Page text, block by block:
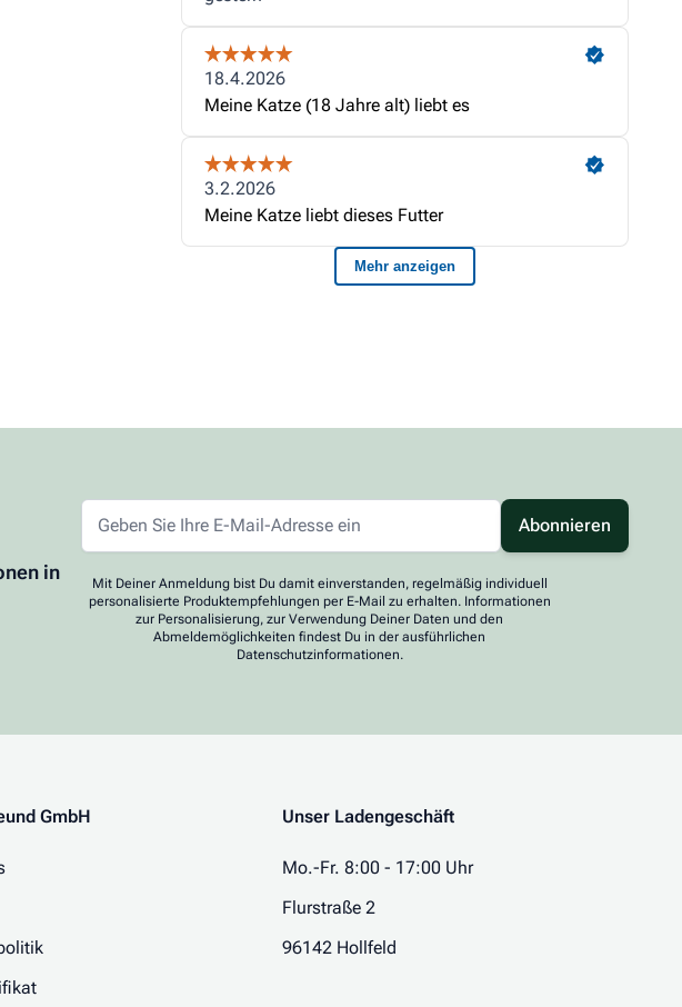
in
Abonnieren
Mit Deiner Anmeldung bist Du damit einverstanden, regelmäßig individuell
personalisierte Produktempfehlungen per E-Mail zu erhalten. Informationen
zur Personalisierung, zur Verwendung Deiner Daten und den
Abmeldemöglichkeiten findest Du in der ausführlichen
Datenschutzinformationen.
GmbH Unser Ladengeschäft
Mo.-Fr. 8:00 - 17:00 Uhr
Flurstraße 2
96142 Hollfeld